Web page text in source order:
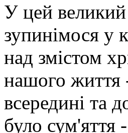
У цей
зупинімося у
над змістом
нашого життя
всередині та
було сум'яття